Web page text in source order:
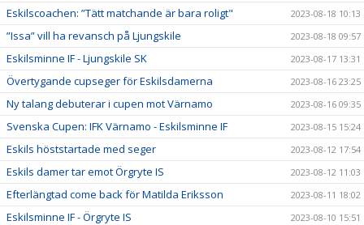
Eskilscoachen: ”Tätt matchande är bara roligt" 2023-08-18 10:13
”Issa” vill ha revansch på Ljungskile 2023-08-18 09:57
Eskilsminne IF - Ljungskile SK 2023-08-17 13:31
Övertygande cupseger för Eskilsdamerna 2023-08-16 23:25
Ny talang debuterar i cupen mot Värnamo 2023-08-16 09:35
Svenska Cupen: IFK Värnamo - Eskilsminne IF 2023-08-15 15:24
Eskils höststartade med seger 2023-08-12 17:54
Eskils damer tar emot Örgryte IS 2023-08-12 11:03
Efterlängtad come back för Matilda Eriksson 2023-08-11 18:02
Eskilsminne IF - Örgryte IS 2023-08-10 15:51